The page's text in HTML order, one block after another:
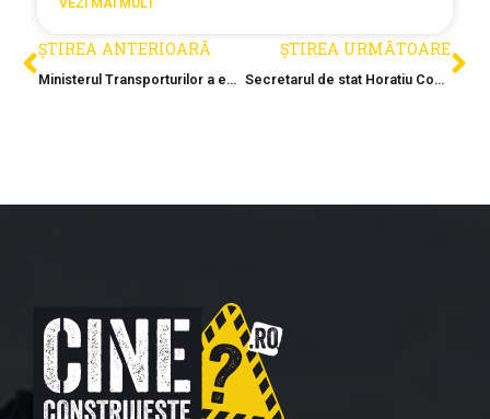
ȘTIREA ANTERIOARĂ
Ministerul Transporturilor a emis o noua autorizatie de construire pe Sectiunea 2 Boita – Cornetu a A1
ȘTIREA URMĂTOARE
Secretarul de stat Horatiu Cosma anunta ca podul de la Nadaselu ar putea fi gata in aproximativ 2 luni